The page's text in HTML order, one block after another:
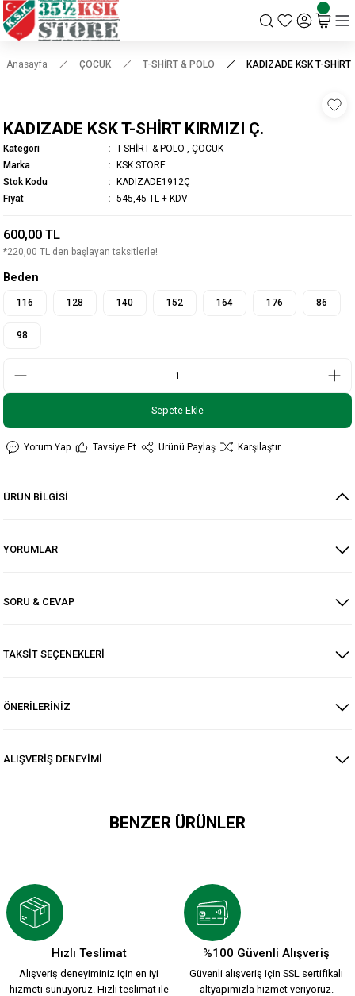
Anasayfa ÇOCUK T-SHİRT & POLO KADIZADE KSK T-SHİRT
KADIZADE KSK T-SHİRT KIRMIZI Ç.
Kategori T-SHİRT & POLO
ÇOCUK
Marka
KSK STORE
Stok Kodu
KADIZADE1912Ç
Fiyat
545,45 TL + KDV
600,00 TL
*220,00 TL den başlayan taksitlerle!
Beden
116 128 140 152 164 176 86
98
Sepete Ekle
Yorum Yap Tavsiye Et Ürünü Paylaş Karşılaştır
ÜRÜN BİLGİSİ
YORUMLAR
SORU & CEVAP
TAKSİT SEÇENEKLERİ
ÖNERİLERİNİZ
ALIŞVERİŞ DENEYİMİ
BENZER ÜRÜNLER
600,00 TL
KARŞIYAKA EFSANE T-SHİRT Ç.
Hızlı Teslimat
Alışveriş deneyiminiz için en iyi
hizmeti sunuyoruz. Hızlı teslimat ile
%100 Güvenli Alışveriş
Güvenli alışveriş için SSL sertifikalı
altyapımızla hizmet veriyoruz.